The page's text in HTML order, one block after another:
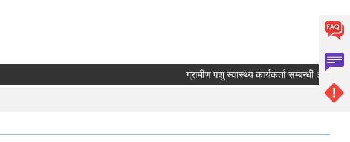
ग्रामीण पशु स्वास्थ्य कार्यकर्ता सम्बन्धी ३५ दिने